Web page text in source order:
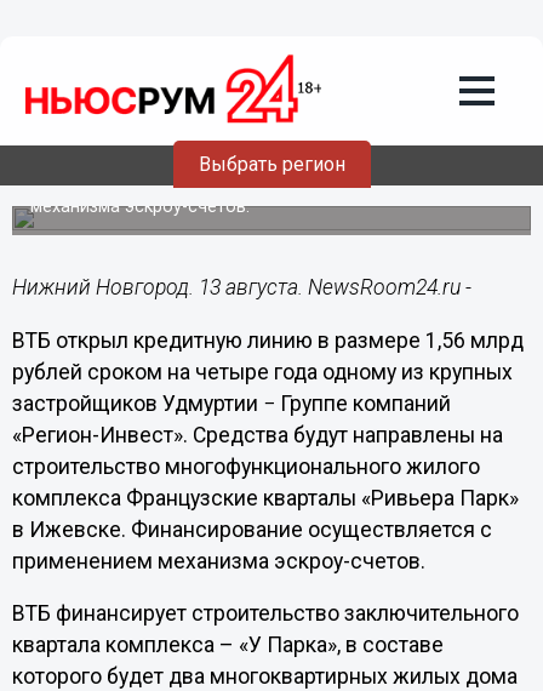
Выбрать регион
ВТБ финансирует строительство ЖК
Французские кварталы «Ривьера Парк»
в Ижевске
Финансирование осуществляется с применением
механизма эскроу-счетов.
Нижний Новгород. 13 августа. NewsRoom24.ru -
ВТБ открыл кредитную линию в размере 1,56 млрд
рублей сроком на четыре года одному из крупных
застройщиков Удмуртии − Группе компаний
«Регион-Инвест». Средства будут направлены на
строительство многофункционального жилого
комплекса Французские кварталы «Ривьера Парк»
в Ижевске. Финансирование осуществляется с
применением механизма эскроу-счетов.
ВТБ финансирует строительство заключительного
квартала комплекса – «У Парка», в составе
которого будет два многоквартирных жилых дома